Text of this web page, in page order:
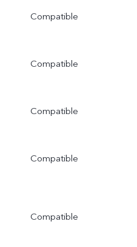
Compatible
Compatible
Compatible
Compatible
Compatible